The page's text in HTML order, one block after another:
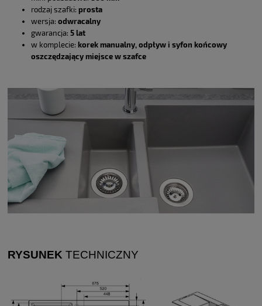
rodzaj szafki: prosta
wersja: odwracalny
gwarancja: 5 lat
w komplecie: korek manualny, odpływ i syfon końcowy
oszczędzający miejsce w szafce
RYSUNEK TECHNICZNY